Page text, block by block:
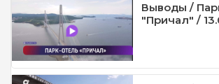
Выводы /
"Причал" /